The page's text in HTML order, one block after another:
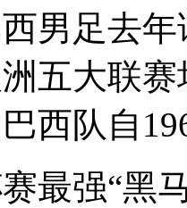
男足去
五大联
西队自
强“黑马